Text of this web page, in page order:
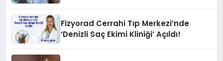
Fizyorad Cerrahi Tıp Merkezi’nde
‘Denizli Saç Ekimi Kliniği’ Açıldı!